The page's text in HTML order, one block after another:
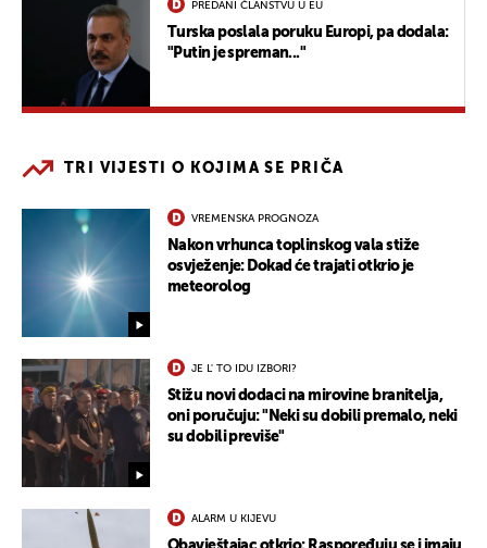
PREDANI ČLANSTVU U EU
Turska poslala poruku Europi, pa dodala:
"Putin je spreman..."
TRI VIJESTI O KOJIMA SE PRIČA
VREMENSKA PROGNOZA
Nakon vrhunca toplinskog vala stiže
osvježenje: Dokad će trajati otkrio je
meteorolog
JE L' TO IDU IZBORI?
Stižu novi dodaci na mirovine branitelja,
oni poručuju: "Neki su dobili premalo, neki
su dobili previše"
ALARM U KIJEVU